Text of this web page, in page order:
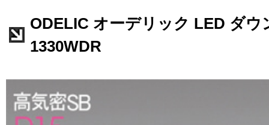
ODELIC オーデリック LED ダウ
1330WDR